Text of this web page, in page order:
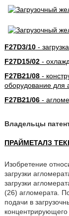
F27D3/10-
F27D15/02-
F27B21/08-
оборудование для
F27B21/06-
Владельцы
ПРАЙМЕТАЛЗ
Изобретение
загрузки
загрузки
(26) агломерата.
подачи в